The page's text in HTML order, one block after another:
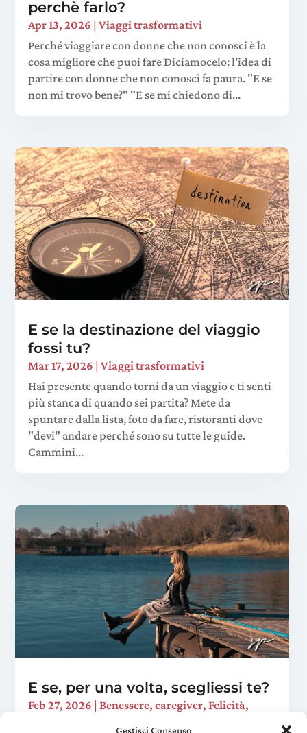
Gestisci Consenso
perchè farlo?
Apr 13, 2026 |Viaggi trasformativi
Perché viaggiare con donne che non conosci è la
cosa migliore che puoi fare Diciamocelo: l'idea di
partire con donne che non conosci fa paura. "E se
non mi trovo bene?" "E se mi chiedono di...
E se la destinazione del viaggio
fossi tu?
Mar 17, 2026 |Viaggi trasformativi
Hai presente quando torni da un viaggio e ti senti
più stanca di quando sei partita? Mete da
spuntare dalla lista, foto da fare, ristoranti dove
"devi" andare perché sono su tutte le guide.
Cammini...
E se, per una volta, scegliessi te?
Feb 27, 2026 |Benessere,caregiver,Felicità,